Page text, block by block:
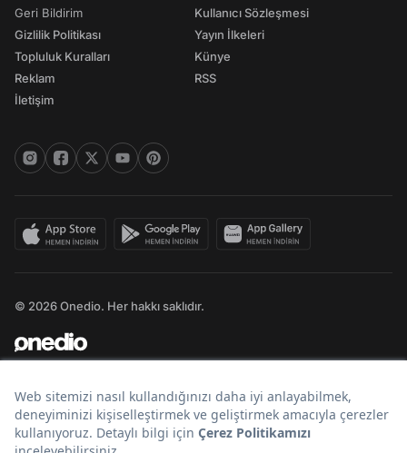
Geri Bildirim
Gizlilik Politikası
Topluluk Kuralları
Reklam
İletişim
Kullanıcı Sözleşmesi
Yayın İlkeleri
Künye
RSS
© 2026 Onedio. Her hakkı saklıdır.
Bir markasıdır.